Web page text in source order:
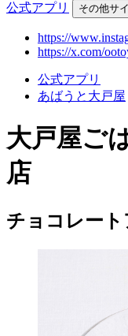
公式アプリ その他サ
https://
https://x.com/
公式アプリ
あばうと大戸屋
大戸屋ご
店
チョコレート